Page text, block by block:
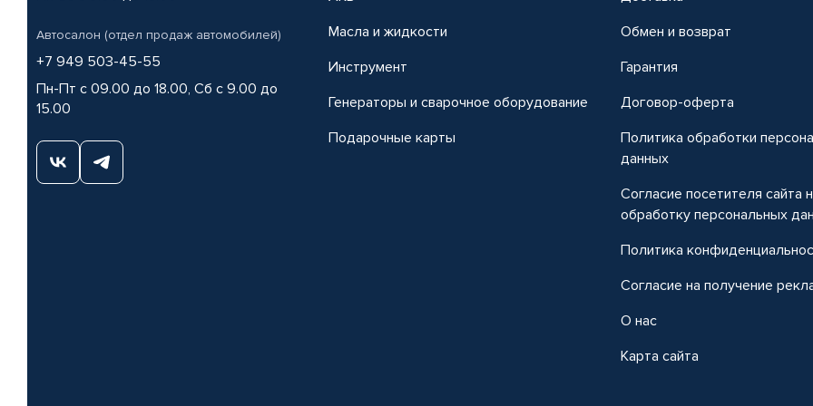
Автосалон (отдел продаж автомобилей)
+7 949 503-45-55
Пн-Пт с 09.00 до 18.00, Сб с 9.00 до
15.00
Масла и жидкости
Инструмент
Генераторы и сварочное оборудование
Подарочные карты
Обмен и возврат
Гарантия
Договор-оферта
Политика обработки
данных
Согласие посетителя сайта
обработку персональных
Политика
Согласие на получение
О нас
Карта сайта